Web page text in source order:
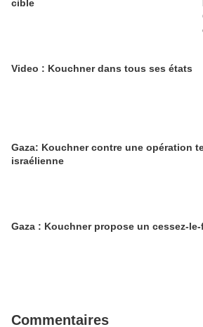
cible
Video : Kouchner dans tous ses états
Gaza: Kouchner contre une opération
israélienne
Gaza : Kouchner propose un cessez-le-
Commentaires